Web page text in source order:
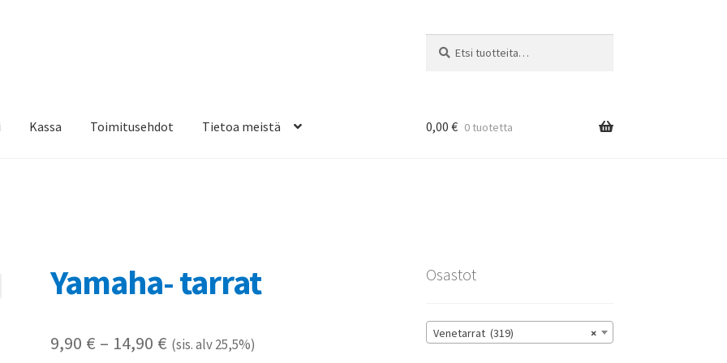
Kassa Toimitusehdot Tietoa meistä
& teippausten poisto
0,00 € 0 tuotetta
Yamaha- tarrat
9,90 € – 14,90 € Hintaluokka:
(sis. alv 25,5%)
Osastot
×
Venetarrat (319)